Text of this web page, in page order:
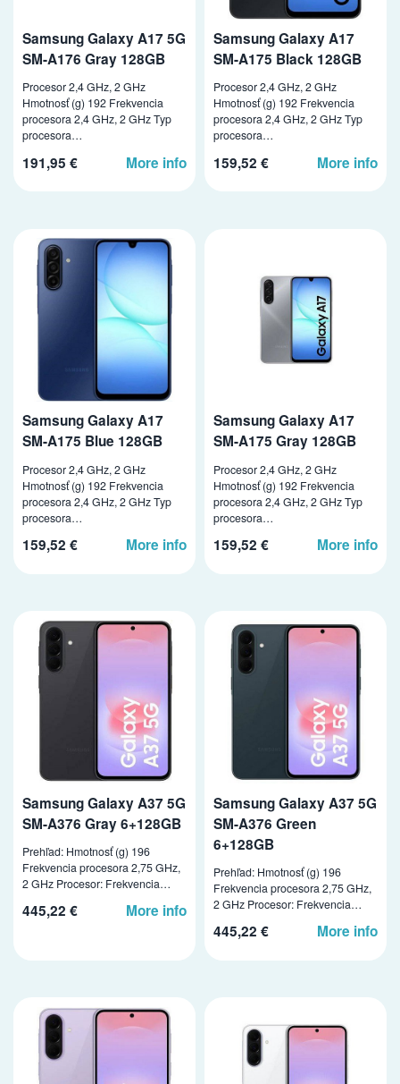
Samsung Galaxy A17 5G
SM-A176 Gray 128GB
Procesor 2,4 GHz, 2 GHz
Hmotnosť (g) 192 Frekvencia
procesora 2,4 GHz, 2 GHz Typ
procesora…
191,95 € More info
Samsung Galaxy A17
SM-A175 Black 128GB
Procesor 2,4 GHz, 2 GHz
Hmotnosť (g) 192 Frekvencia
procesora 2,4 GHz, 2 GHz Typ
procesora…
159,52 € More info
Samsung Galaxy A17
SM-A175 Blue 128GB
Procesor 2,4 GHz, 2 GHz
Hmotnosť (g) 192 Frekvencia
procesora 2,4 GHz, 2 GHz Typ
procesora…
159,52 € More info
Samsung Galaxy A17
SM-A175 Gray 128GB
Procesor 2,4 GHz, 2 GHz
Hmotnosť (g) 192 Frekvencia
procesora 2,4 GHz, 2 GHz Typ
procesora…
159,52 € More info
Samsung Galaxy A37 5G
SM-A376 Gray 6+128GB
Prehľad: Hmotnosť (g) 196
Frekvencia procesora 2,75 GHz,
2 GHz Procesor: Frekvencia…
445,22 € More info
Samsung Galaxy A37 5G
SM-A376 Green
6+128GB
Prehľad: Hmotnosť (g) 196
Frekvencia procesora 2,75 GHz,
2 GHz Procesor: Frekvencia…
445,22 € More info